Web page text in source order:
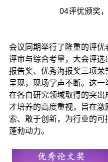
04评优颁奖
会议同期举行了隆重的评
评审与综合考量，大会评选
报告奖、优秀海报奖三项
呈现，现场掌声不断。这一
在各自研究领域取得的突
才培养的高度重视，旨在
索、敢于创新，为行业的
蓬勃动力。